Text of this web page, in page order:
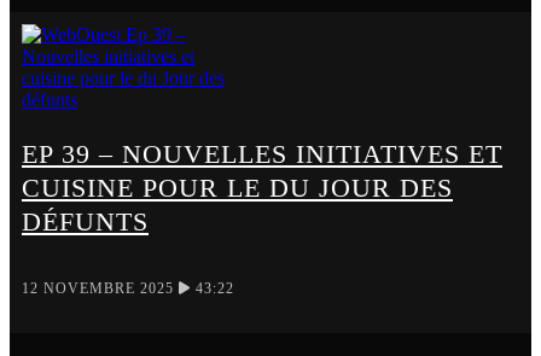
EP 39 – NOUVELLES INITIATIVES ET
CUISINE POUR LE DU JOUR DES
DÉFUNTS
12 NOVEMBRE 2025 43:22